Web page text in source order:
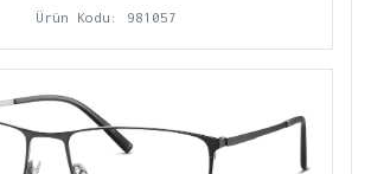
Ürün Kodu: 981057